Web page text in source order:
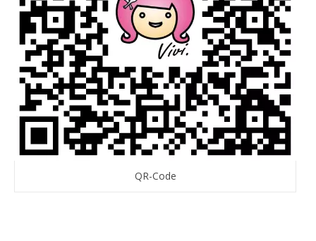
QR-Code